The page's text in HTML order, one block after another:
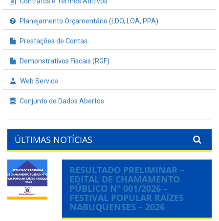
Planejamento Orçamentário (LDO, LOA, PPA)
Prestações de Contas
Demonstrativos Fiscais (RGF)
Web Service
Conjunto de Dados Abertos
ÚLTIMAS NOTÍCIAS
RESULTADO PRELIMINAR –
EDITAL DE CHAMAMENTO
PÚBLICO Nº 001/2026 –
FESTIVAL POPULAR RAÍZES
NABUQUENSES – 2026